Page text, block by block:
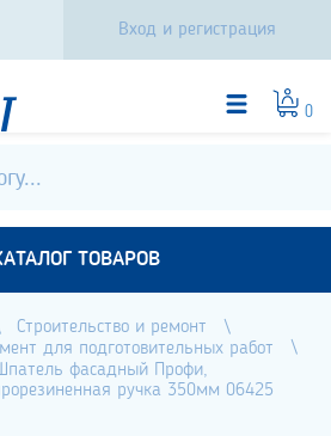
Вход и регистрация
0
ТОВАРОВ
Строительство и ремонт
для подготовительных работ
фасадный Профи,
ручка 350мм 06425